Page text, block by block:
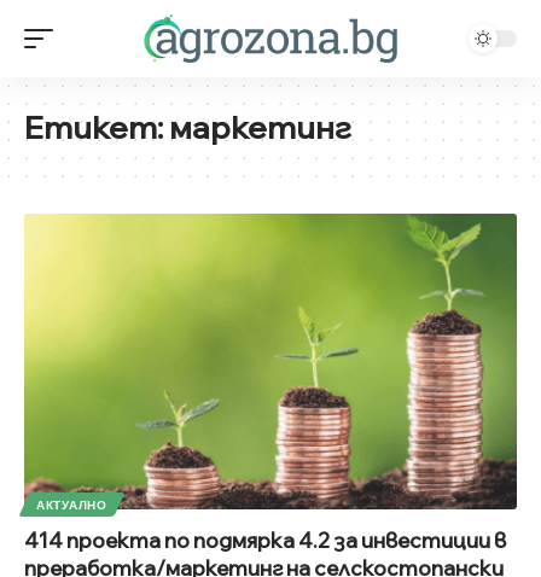
Етикет:маркетинг
АКТУАЛНО
414 проекта по подмярка 4.2 за инвестиции в
преработка/маркетинг на селскостопански